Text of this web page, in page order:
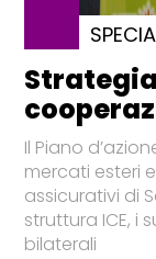
Il Piano
mercati esteri
assicurativi di
struttura ICE, i
bilaterali